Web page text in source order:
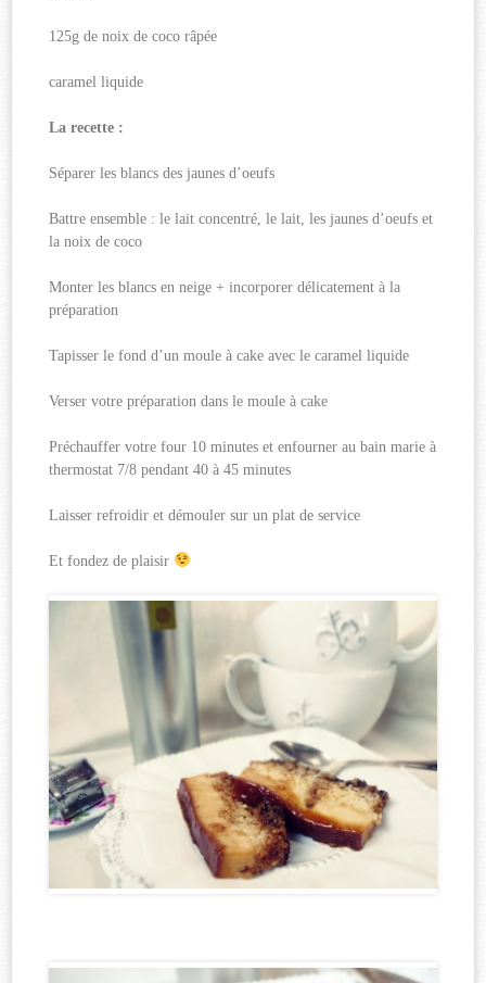
125g de noix de coco râpée
caramel liquide
La recette :
Séparer les blancs des jaunes d’oeufs
Battre ensemble : le lait concentré, le lait, les jaunes d’oeufs et
la noix de coco
Monter les blancs en neige + incorporer délicatement à la
préparation
Tapisser le fond d’un moule à cake avec le caramel liquide
Verser votre préparation dans le moule à cake
Préchauffer votre four 10 minutes et enfourner au bain marie à
thermostat 7/8 pendant 40 à 45 minutes
Laisser refroidir et démouler sur un plat de service
Et fondez de plaisir